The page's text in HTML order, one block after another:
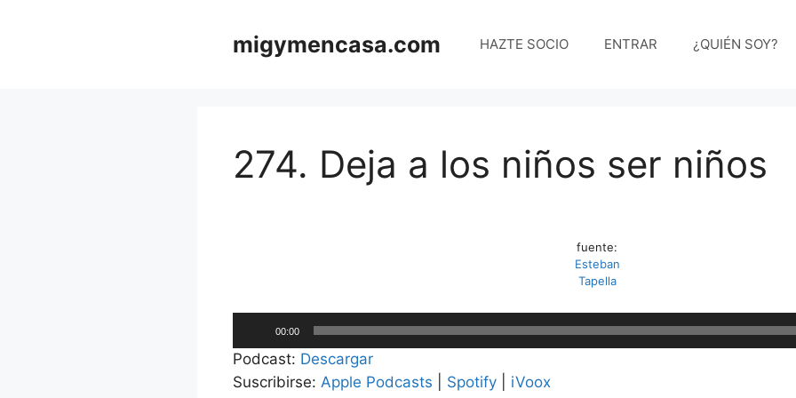
migymencasa.com HAZTE SOCIO ENTRAR ¿QUIÉN SOY?
274. Deja a los niños ser niños
fuente:
Esteban
Tapella
Reproductor
de
audio
00:00
Podcast: Descargar
Suscribirse: Apple Podcasts Spotify iVoox